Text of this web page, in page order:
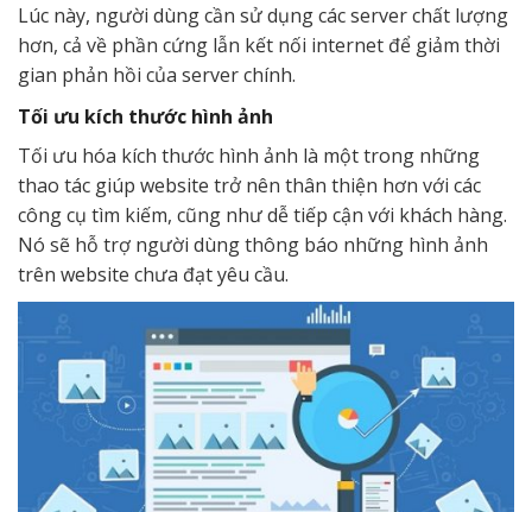
Lúc này, người dùng cần sử dụng các server chất lượng
hơn, cả về phần cứng lẫn kết nối internet để giảm thời
gian phản hồi của server chính.
Tối ưu kích thước hình ảnh
Tối ưu hóa kích thước hình ảnh là một trong những
thao tác giúp website trở nên thân thiện hơn với các
công cụ tìm kiếm, cũng như dễ tiếp cận với khách hàng.
Nó sẽ hỗ trợ người dùng thông báo những hình ảnh
trên website chưa đạt yêu cầu.